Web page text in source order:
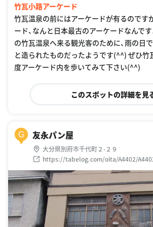
竹瓦小路アーケード
竹瓦温泉の前にはアーケードが有るのです
ード、なんと日本最古のアーケードなんで
の竹瓦温泉へ来る観光客のために、雨の日
と造られたものだったようです(^^) ぜひ竹
度アーケード内を歩いてみて下さい(^^)
このスポットの詳細を見
G 友永パン屋
大分県別府市千代町２-２９
https://tabelog.com/oita/A4402/